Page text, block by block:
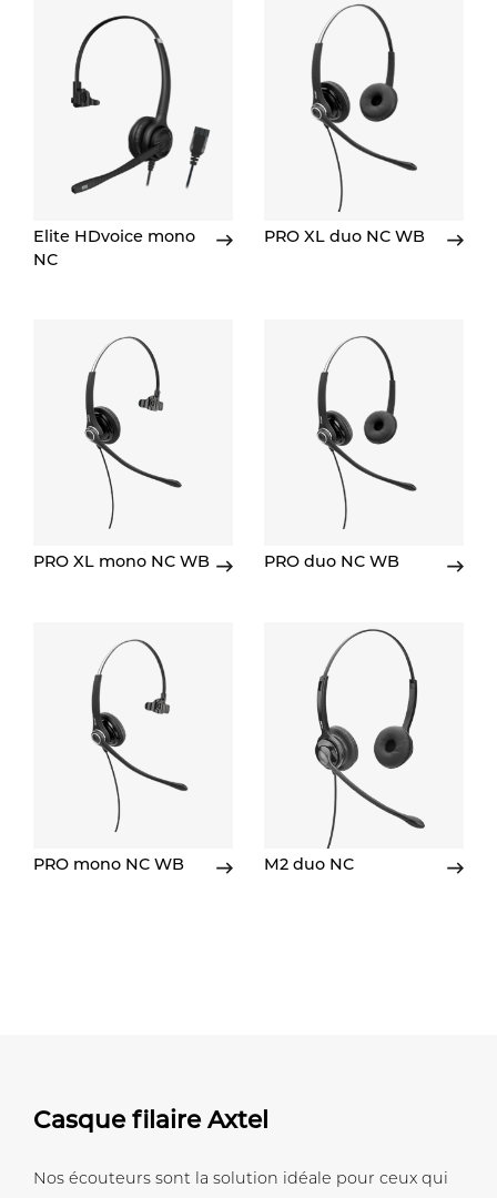
Elite HDvoice mono
NC
PRO XL duo NC WB
PRO XL mono NC WB PRO duo NC WB
PRO mono NC WB M2 duo NC
Casque filaire Axtel
Nos écouteurs sont la solution idéale pour ceux qui